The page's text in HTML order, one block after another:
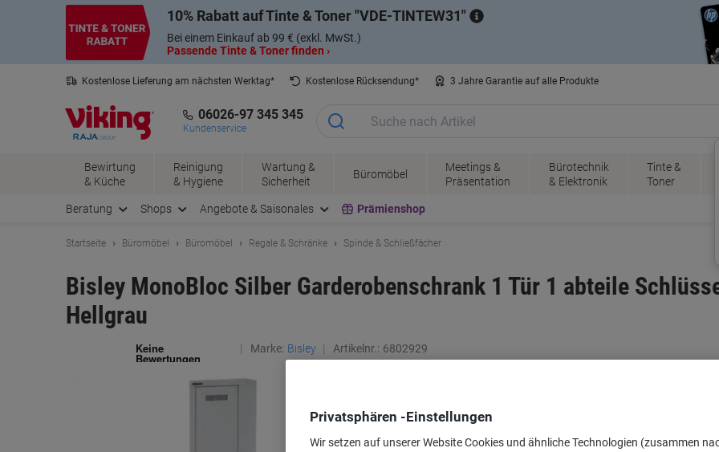
10% Rabatt auf Tinte & Toner VDE-TINTEW31
Bei einem Einkauf ab 99 € (exkl. MwSt.)
Passende Tinte & Toner finden ›
Kostenlose Lieferung am nächsten Werktag* Kostenlose Rücksendung* 3 Jahre Garantie auf alle Produkte
06026-97 345 345
Kundenservice
Bewirtung
& Küche
Reinigung
& Hygiene
Wartung &
Sicherheit
Büromöbel
Meetings &
Präsentation
Bürotechnik
& Elektronik
Tinte &
Toner
Beratung Shops Angebote & Saisonales Prämienshop
Startseite Büromöbel Büromöbel Regale & Schränke Spinde & Schließfächer
Bisley MonoBloc Silber Garderobenschrank 1 Tür 1 abteile
Hellgrau
Marke: Bisley Artikelnr.: 6802929
Privatsphären -Einstellungen
Wir setzen auf unserer Website Cookies und ähnliche Technologien (zusammen